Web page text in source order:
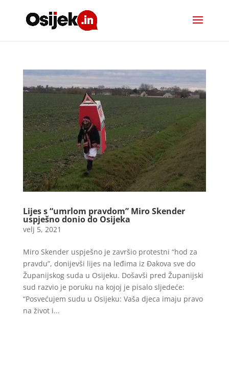
Lijes s “umrlom pravdom” Miro Skender
uspješno donio do Osijeka
velj 5, 2021
Miro Skender uspješno je završio protestni “hod za
pravdu”, donijevši lijes na leđima iz Đakova sve do
Županijskog suda u Osijeku. Došavši pred Županijski
sud razvio je poruku na kojoj je pisalo sljedeće:
“Posvećujem sudu u Osijeku: Vaša djeca imaju pravo
na život i...